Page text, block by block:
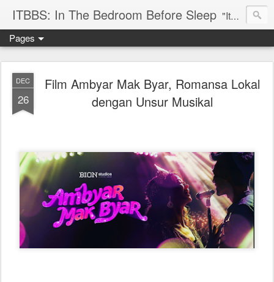
ITBBS: In The Bedroom Before Sleep "Its my life to be exist in the world"
Pages
DEC
26
Film Ambyar Mak Byar, Romansa Lokal
dengan Unsur Musikal